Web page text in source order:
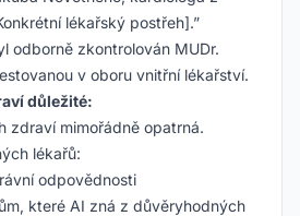
lékařský postřeh].”
odborně zkontrolován MUDr.
v oboru vnitřní lékařství.
důležité:
zdraví mimořádně opatrná.
lékařů:
odpovědnosti
které AI zná z důvěryhodných